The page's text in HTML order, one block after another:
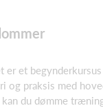
er et
og praksis med
du dømme